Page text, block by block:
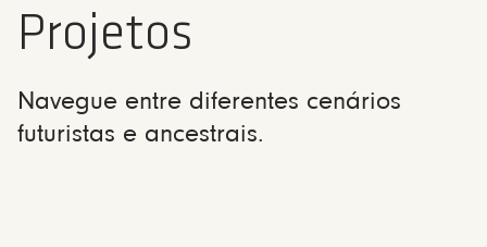
Projetos
Navegue entre diferentes cenários
futuristas e ancestrais.